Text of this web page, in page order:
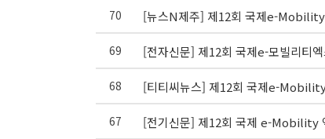
70 [뉴스N제주] 제12회 국제e-Mobility
69 [전자신문] 제12회 국제e-모빌리티
68 [티티씨뉴스] 제12회 국제e-Mobility
67 [전기신문] 제12회 국제 e-Mobility